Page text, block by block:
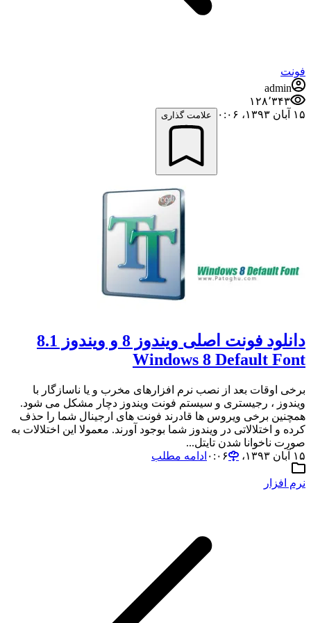
فونت
admin
۱۲۸٬۳۴۳
۱۵ آبان ۱۳۹۳،‏ ۰:۰۶
علامت گذاری
دانلود فونت اصلی ویندوز 8 و ویندوز 8.1
Windows 8 Default Font
برخی اوقات بعد از نصب نرم افزارهای مخرب و یا ناسازگار با
ویندوز ، رجیستری و سیستم فونت ویندوز دچار مشکل می شود.
همچنین برخی ویروس ها قادرند فونت های ارجینال شما را حذف
کرده و اختلالاتی در ویندوز شما بوجود آورند. معمولا این اختلالات به
صورت ناخوانا شدن تایتل...
۱۵ آبان ۱۳۹۳،‏ ۰:۰۶
ادامه مطلب
نرم افزار